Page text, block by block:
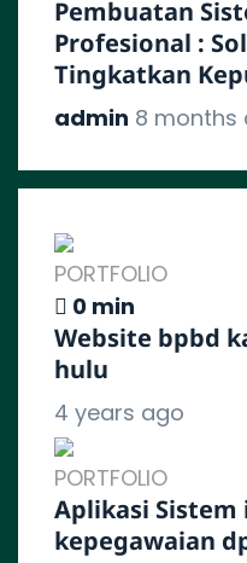
Pembuatan
Profesional :
Tingkatkan
admin 8 months
PORTFOLIO
0 min
Website bpbd
hulu
4 years ago
PORTFOLIO
Aplikasi
kepegawaian